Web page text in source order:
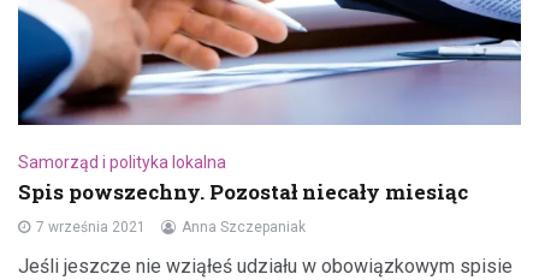
Samorząd i polityka lokalna
Spis powszechny. Pozostał niecały miesiąc
7 września 2021 Anna Szczepaniak
Jeśli jeszcze nie wziąłeś udziału w obowiązkowym spisie